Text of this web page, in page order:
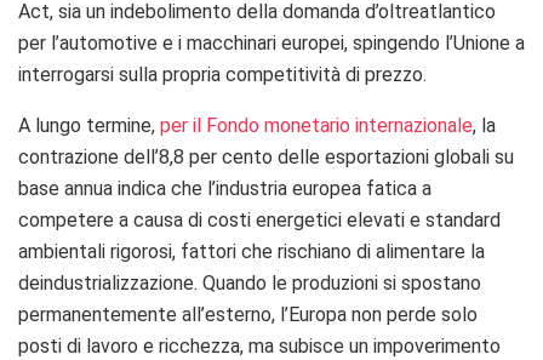
Act, sia un indebolimento della domanda d’oltreatlantico
per l’automotive e i macchinari europei, spingendo l’Unione a
interrogarsi sulla propria competitività di prezzo.
A lungo termine, per il Fondo monetario internazionale, la
contrazione dell’8,8 per cento delle esportazioni globali su
base annua indica che l’industria europea fatica a
competere a causa di costi energetici elevati e standard
ambientali rigorosi, fattori che rischiano di alimentare la
deindustrializzazione. Quando le produzioni si spostano
permanentemente all’esterno, l’Europa non perde solo
posti di lavoro e ricchezza, ma subisce un impoverimento